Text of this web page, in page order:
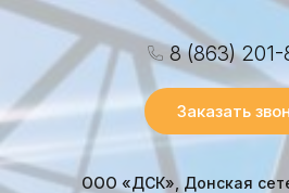
8 (863)
Заказать
ООО «ДСК», Донская